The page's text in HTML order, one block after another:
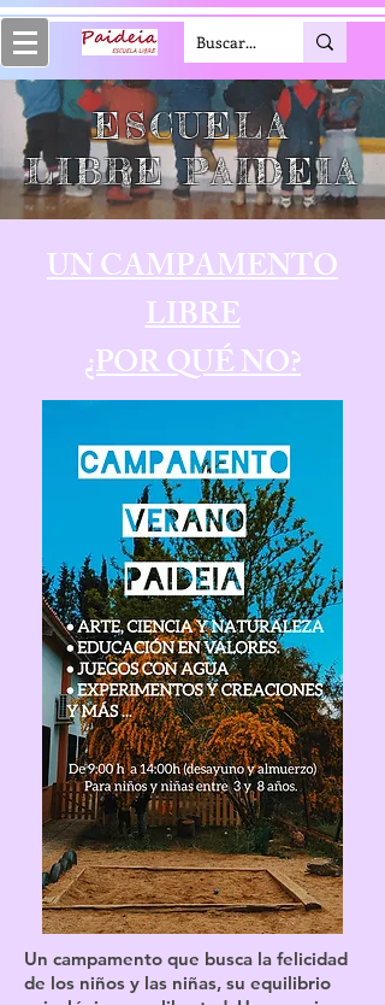
ESCUELA
LIBRE PAIDEIA
UN CAMPAMENTO
LIBRE
¿POR QUÉ NO?
Un campamento que busca la felicidad
de los niños y las niñas, su equilibrio